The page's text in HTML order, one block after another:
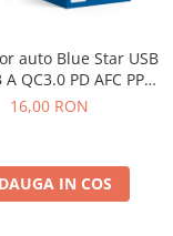
auto Blue Star USB
A QC3.0 PD AFC PPS
3A 25W - Negru
16,00 RON
IN COS